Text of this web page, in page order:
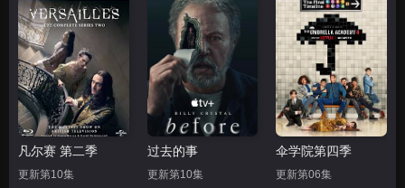
凡尔赛 第二季
更新第10集
过去的事
更新第10集
伞学院第四季
更新第06集